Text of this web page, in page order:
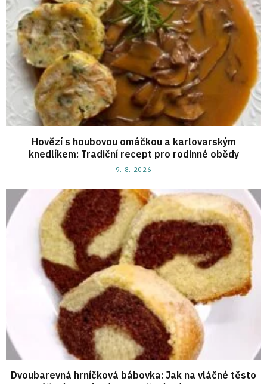
Hovězí s houbovou omáčkou a karlovarským
knedlíkem: Tradiční recept pro rodinné obědy
9. 8. 2026
Dvoubarevná hrníčková bábovka: Jak na vláčné těsto